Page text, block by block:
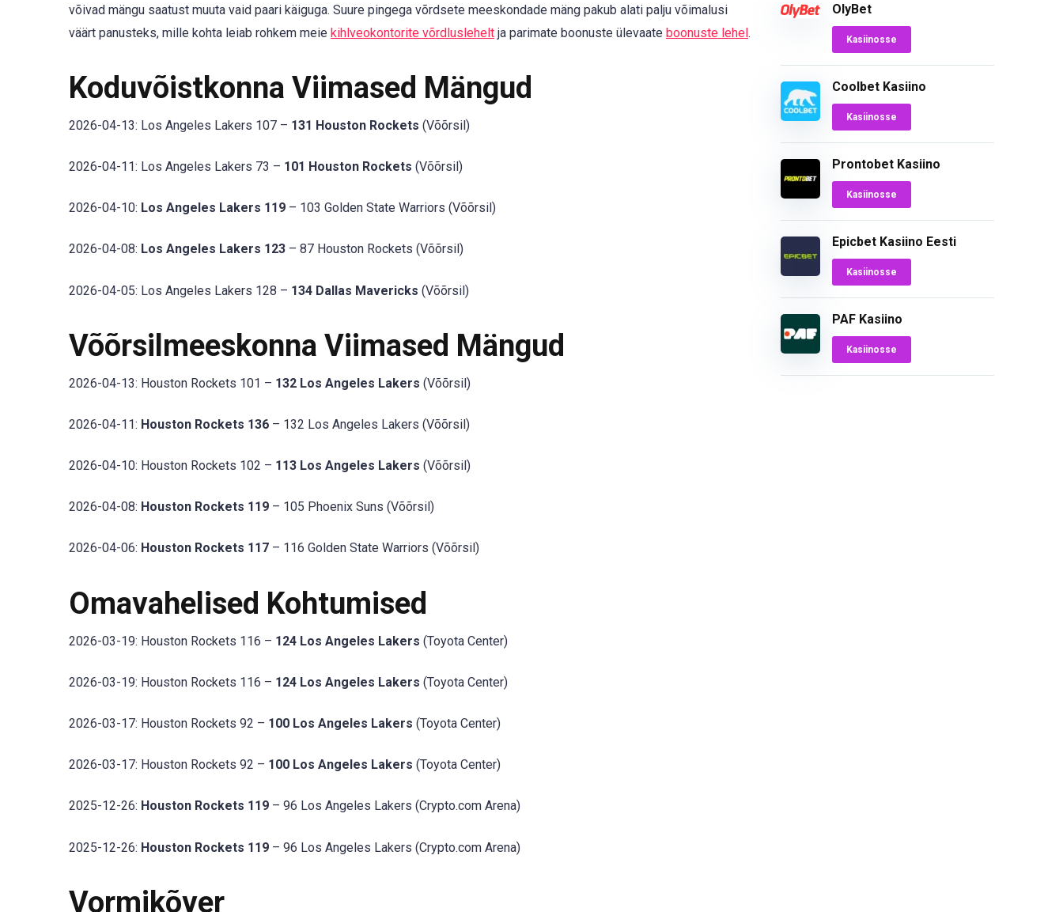
võivad mängu saatust muuta vaid paari käiguga. Suure pingega võrdsete meeskondade mäng pakub alati palju võimalusi
väärt panusteks, mille kohta leiab rohkem meie kihlveokontorite võrdluslehelt ja parimate boonuste ülevaate boonuste lehel.
Koduvõistkonna Viimased Mängud
2026-04-13: Los Angeles Lakers 107 – 131 Houston Rockets (Võõrsil)
2026-04-11: Los Angeles Lakers 73 – 101 Houston Rockets (Võõrsil)
2026-04-10: Los Angeles Lakers 119 – 103 Golden State Warriors (Võõrsil)
2026-04-08: Los Angeles Lakers 123 – 87 Houston Rockets (Võõrsil)
2026-04-05: Los Angeles Lakers 128 – 134 Dallas Mavericks (Võõrsil)
Võõrsilmeeskonna Viimased Mängud
2026-04-13: Houston Rockets 101 – 132 Los Angeles Lakers (Võõrsil)
2026-04-11: Houston Rockets 136 – 132 Los Angeles Lakers (Võõrsil)
2026-04-10: Houston Rockets 102 – 113 Los Angeles Lakers (Võõrsil)
2026-04-08: Houston Rockets 119 – 105 Phoenix Suns (Võõrsil)
2026-04-06: Houston Rockets 117 – 116 Golden State Warriors (Võõrsil)
Omavahelised Kohtumised
2026-03-19: Houston Rockets 116 – 124 Los Angeles Lakers (Toyota Center)
2026-03-19: Houston Rockets 116 – 124 Los Angeles Lakers (Toyota Center)
2026-03-17: Houston Rockets 92 – 100 Los Angeles Lakers (Toyota Center)
2026-03-17: Houston Rockets 92 – 100 Los Angeles Lakers (Toyota Center)
2025-12-26: Houston Rockets 119 – 96 Los Angeles Lakers (Crypto.com Arena)
2025-12-26: Houston Rockets 119 – 96 Los Angeles Lakers (Crypto.com Arena)
Vormikõver
OlyBet
Kasiinosse
Coolbet Kasiino
Kasiinosse
Prontobet Kasiino
Kasiinosse
Epicbet Kasiino Eesti
Kasiinosse
PAF Kasiino
Kasiinosse